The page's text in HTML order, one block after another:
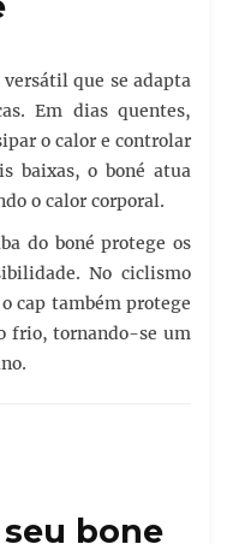
que se adapta
Em dias quentes,
o calor e controlar
baixas, o boné atua
o calor corporal.
do boné protege os
No ciclismo
cap também protege
frio, tornando-se um
bone